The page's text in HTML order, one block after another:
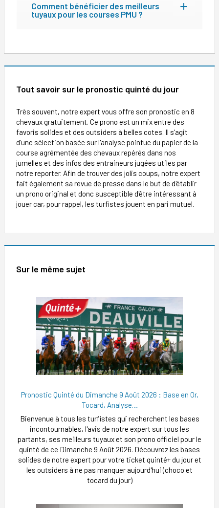
Comment bénéficier des meilleurs
tuyaux pour les courses PMU ?
Tout savoir sur le pronostic quinté du jour
Très souvent, notre expert vous offre son pronostic en 8
chevaux gratuitement. Ce prono est un mix entre des
favoris solides et des outsiders à belles cotes. Il s'agit
d'une sélection basée sur l'analyse pointue du papier de la
course agrémentée des chevaux repérés dans nos
jumelles et des infos des entraineurs jugées utiles par
notre reporter. Afin de trouver des jolis coups, notre expert
fait également sa revue de presse dans le but de d'établir
un prono original et donc susceptible d'être intéressant à
jouer car, pour rappel, les turfistes jouent en pari mutuel.
Sur le même sujet
Pronostic Quinté du Dimanche 9 Août 2026 : Base en Or,
Tocard, Analyse…
Bienvenue à tous les turfistes qui recherchent les bases
incontournables, l'avis de notre expert sur tous les
partants, ses meilleurs tuyaux et son prono officiel pour le
quinté de ce Dimanche 9 Août 2026. Découvrez les bases
solides de notre expert pour votre ticket quinté+ du jour et
les outsiders à ne pas manquer aujourd'hui (choco et
tocard du jour)